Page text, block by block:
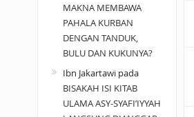
MAKNA MEMBAWA
PAHALA KURBAN
DENGAN TANDUK,
BULU DAN KUKUNYA?
Ibn Jakartawipada
BISAKAH ISI KITAB
ULAMA ASY-SYAFI’IYYAH